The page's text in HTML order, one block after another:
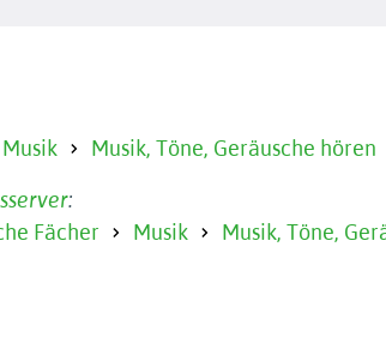
Musik Musik, Töne, Geräusche hören
:
Fächer Musik Musik, Töne,